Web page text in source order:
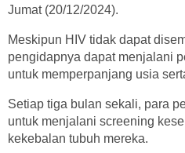
Jumat (20/12/2024).
Meskipun HIV tidak dapat
pengidapnya dapat menjalani
untuk memperpanjang usia
Setiap tiga bulan sekali, para
untuk menjalani screening
kekebalan tubuh mereka.